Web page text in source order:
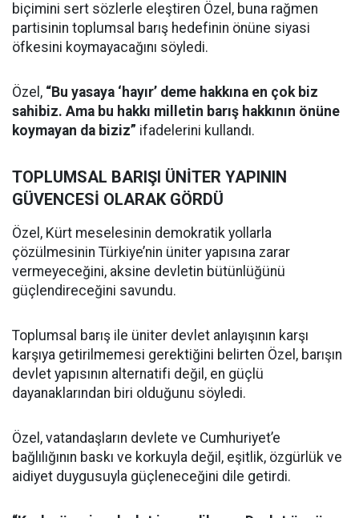
biçimini sert sözlerle eleştiren Özel, buna rağmen
partisinin toplumsal barış hedefinin önüne siyasi
öfkesini koymayacağını söyledi.
Özel, “Bu yasaya ‘hayır’ deme hakkına en çok biz
sahibiz. Ama bu hakkı milletin barış hakkının önüne
koymayan da biziz” ifadelerini kullandı.
TOPLUMSAL BARIŞI ÜNİTER YAPININ
GÜVENCESİ OLARAK GÖRDÜ
Özel, Kürt meselesinin demokratik yollarla
çözülmesinin Türkiye’nin üniter yapısına zarar
vermeyeceğini, aksine devletin bütünlüğünü
güçlendireceğini savundu.
Toplumsal barış ile üniter devlet anlayışının karşı
karşıya getirilmemesi gerektiğini belirten Özel, barışın
devlet yapısının alternatifi değil, en güçlü
dayanaklarından biri olduğunu söyledi.
Özel, vatandaşların devlete ve Cumhuriyet’e
bağlılığının baskı ve korkuyla değil, eşitlik, özgürlük ve
aidiyet duygusuyla güçleneceğini dile getirdi.